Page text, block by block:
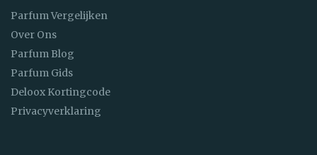
Parfum Vergelijken
Over Ons
Parfum Blog
Parfum Gids
Deloox Kortingcode
Privacyverklaring